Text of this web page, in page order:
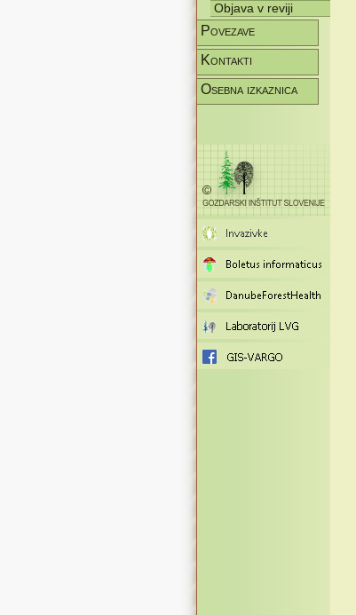
Objava v reviji
Povezave
Kontakti
Osebna izkaznica